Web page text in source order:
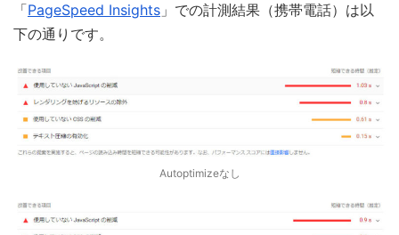
「PageSpeed Insights 」での計測結果（携帯電話）は以
下の通りです。
Autoptimizeなし